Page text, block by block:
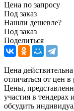
Цена по запросу
Под заказ
Нашли дешевле?
Под заказ
Поделиться
Цена
отличаться от цен
Цены,
участия в
обсудить